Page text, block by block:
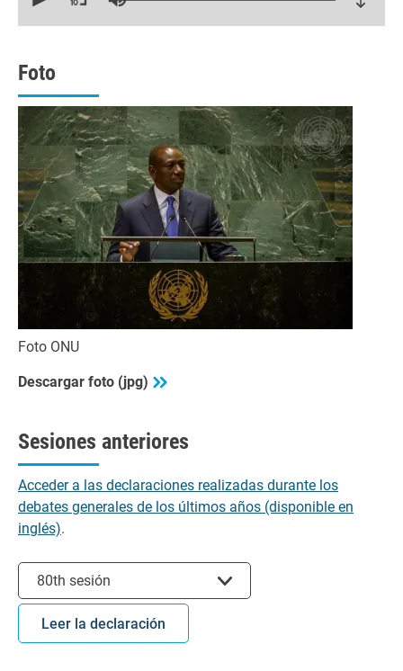
seconds
Foto
Foto ONU
Descargar foto (jpg)
Sesiones anteriores
Acceder a las declaraciones realizadas durante los
debates generales de los últimos años (disponible en
inglés).
80th sesión
Leer la declaración